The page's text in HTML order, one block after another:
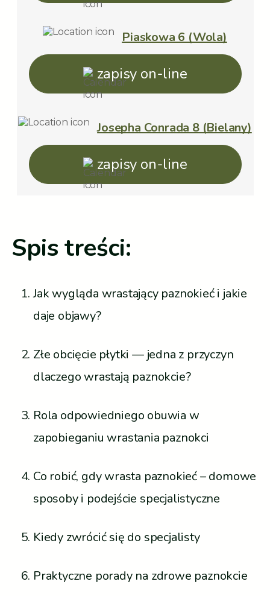
Piaskowa 6 (Wola)
zapisy on-line
Josepha Conrada 8 (Bielany)
zapisy on-line
Spis treści:
Jak wygląda wrastający paznokieć i jakie
daje objawy?
Złe obcięcie płytki — jedna z przyczyn
dlaczego wrastają paznokcie?
Rola odpowiedniego obuwia w
zapobieganiu wrastania paznokci
Co robić, gdy wrasta paznokieć – domowe
sposoby i podejście specjalistyczne
Kiedy zwrócić się do specjalisty
Praktyczne porady na zdrowe paznokcie